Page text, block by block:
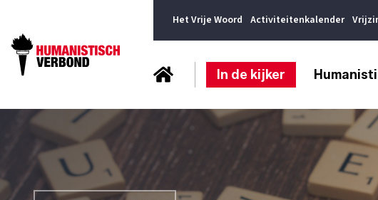
Het Vrije Woord Activiteitenkalender
In de kijker